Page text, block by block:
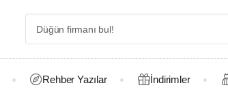
Rehber Yazılar İndirimler